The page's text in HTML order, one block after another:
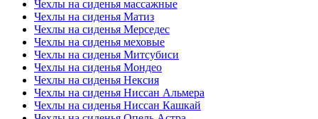
Чехлы на сиденья массажные
Чехлы на сиденья Матиз
Чехлы на сиденья Мерседес
Чехлы на сиденья меховые
Чехлы на сиденья Митсубиси
Чехлы на сиденья Мондео
Чехлы на сиденья Нексия
Чехлы на сиденья Ниссан Альмера
Чехлы на сиденья Ниссан Кашкай